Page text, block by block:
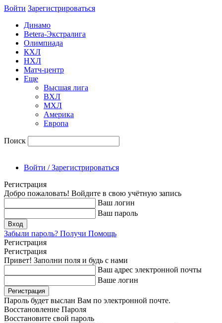
Войти Зарегиcтрироваться
Динамо
Betera-Экстралига
Олимпиада
КХЛ
НХЛ
Матч-центр
Еще
Высшая лига
ВХЛ
МХЛ
Америка
Европа
Поиск
Войти / Зарегистрироваться
Регистрация
Добро пожаловать! Войдите в свою учётную запись
Ваш логин
Ваш пароль
Забыли пароль? Получи Помощь
Регистрация
Регистрация
Привет! Заполни поля и будь с нами
Ваш адрес электронной почты
Ваше логин
Пароль будет выслан Вам по электронной почте.
Восстановление Пароля
Восстановите свой пароль